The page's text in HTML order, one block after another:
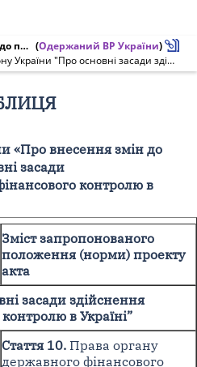
Порівняльна таблиця до проекту Закону України від 17.04.2020 № 3357 (Одержаний ВР України)
Про внесення змін до Закону України "Про основні засади здійснення державного фінансового контролю в Україні"